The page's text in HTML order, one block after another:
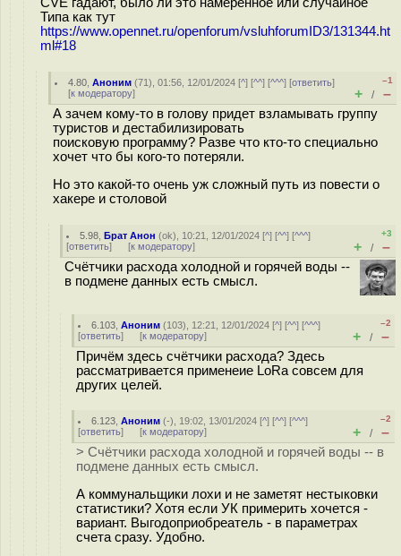
Типа как тут
https://www.opennet.ru/openforum/vsluhforumID3/131344.ht
ml#18
4.80 ,Аноним (71), 01:56, 12/01/2024 [^] [^^] [^^^] [ответить]
[к модератору]
–1
+ / –
А зачем кому-то в голову придет взламывать группу
туристов и дестабилизировать
поисковую программу? Разве что кто-то специально
хочет что бы кого-то потеряли.
Но это какой-то очень уж сложный путь из повести о
хакере и столовой
5.98 ,Брат Анон (ok), 10:21, 12/01/2024 [^] [^^] [^^^]
[ответить] [к модератору]
+3
+ / –
Счётчики расхода холодной и горячей воды --
в подмене данных есть смысл.
6.103 ,Аноним (103), 12:21, 12/01/2024 [^] [^^] [^^^]
[ответить] [к модератору]
–2
+ / –
Причём здесь счётчики расхода? Здесь
рассматривается применеие LoRa совсем для
других целей.
6.123 ,Аноним (-), 19:02, 13/01/2024 [^] [^^] [^^^]
[ответить] [к модератору]
–2
+ / –
> Счётчики расхода холодной и горячей воды -- в
подмене данных есть смысл.
А коммунальщики лохи и не заметят нестыковки
статистики? Хотя если УК примерить хочется -
вариант. Выгодоприобреатель - в параметрах
счета сразу. Удобно.